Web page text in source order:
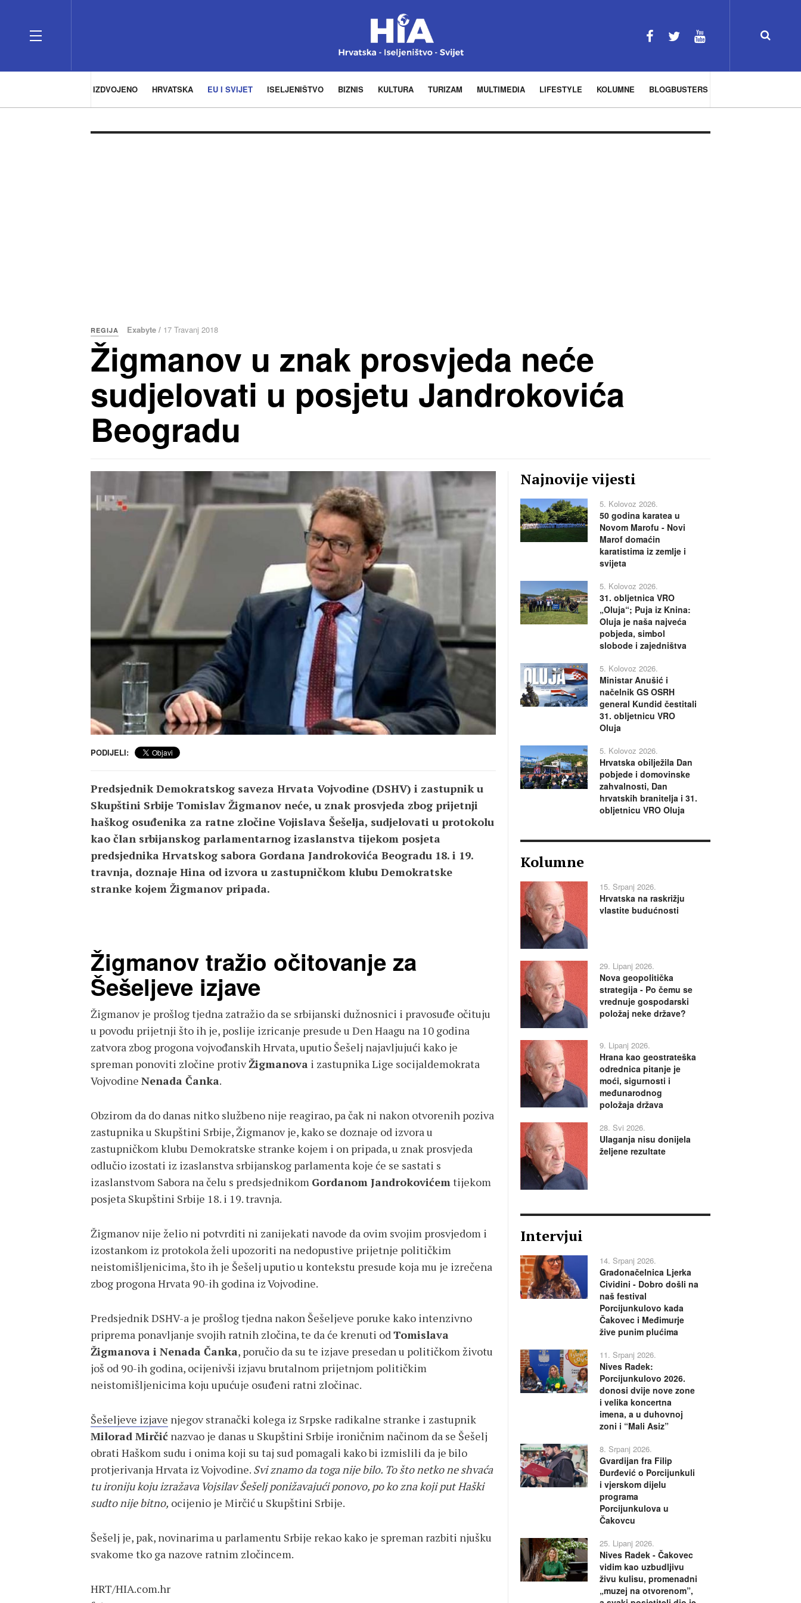
IZDVOJENO HRVATSKA EU I SVIJET ISELJENIŠTVO BIZNIS KULTURA TURIZAM MULTIMEDIA LIFESTYLE KOLUMNE BLOGBUSTERS
REGIJA Exabyte / 17 Travanj 2018
Žigmanov u znak prosvjeda neće
sudjelovati u posjetu Jandrokovića
Beogradu
PODIJELI:
Predsjednik Demokratskog saveza Hrvata Vojvodine (DSHV) i zastupnik u
Skupštini Srbije Tomislav Žigmanov neće, u znak prosvjeda zbog prijetnji
haškog osuđenika za ratne zločine Vojislava Šešelja, sudjelovati u protokolu
kao član srbijanskog parlamentarnog izaslanstva tijekom posjeta
predsjednika Hrvatskog sabora Gordana Jandrokovića Beogradu 18. i 19.
travnja, doznaje Hina od izvora u zastupničkom klubu Demokratske
stranke kojem Žigmanov pripada.
Žigmanov tražio očitovanje za
Šešeljeve izjave
Žigmanov je prošlog tjedna zatražio da se srbijanski dužnosnici i pravosuđe očituju
u povodu prijetnji što ih je, poslije izricanje presude u Den Haagu na 10 godina
zatvora zbog progona vojvođanskih Hrvata, uputio Šešelj najavljujući kako je
spreman ponoviti zločine protivŽigmanova i zastupnika Lige socijaldemokrata
Vojvodine Nenada Čanka.
Obzirom da do danas nitko službeno nije reagirao, pa čak ni nakon otvorenih poziva
zastupnika u Skupštini Srbije, Žigmanov je, kako se doznaje od izvora u
zastupničkom klubu Demokratske stranke kojem i on pripada, u znak prosvjeda
odlučio izostati iz izaslanstva srbijanskog parlamenta koje će se sastati s
izaslanstvom Sabora na čelu s predsjednikom Gordanom Jandrokovićemtijekom
posjeta Skupštini Srbije 18. i 19. travnja.
Žigmanov nije želio ni potvrditi ni zanijekati navode da ovim svojim prosvjedom i
izostankom iz protokola želi upozoriti na nedopustive prijetnje političkim
neistomišljenicima, što ih je Šešelj uputio u kontekstu presude koja mu je izrečena
zbog progona Hrvata 90-ih godina iz Vojvodine.
Predsjednik DSHV-a je prošlog tjedna nakon Šešeljeve poruke kako intenzivno
priprema ponavljanje svojih ratnih zločina, te da će krenuti odTomislava
Žigmanova i Nenada Čanka, poručio da su te izjave presedan u političkom životu
još od 90-ih godina, ocijenivši izjavu brutalnom prijetnjom političkim
neistomišljenicima koju upućuje osuđeni ratni zločinac.
Šešeljeve izjave njegov stranački kolega iz Srpske radikalne stranke i zastupnik
Milorad Mirčić nazvao je danas u Skupštini Srbije ironičnim načinom da se Šešelj
obrati Haškom sudu i onima koji su taj sud pomagali kako bi izmislili da je bilo
protjerivanja Hrvata iz Vojvodine. Svi znamo da toga nije bilo. To što netko ne shvaća
tu ironiju koju izražava Vojsilav Šešelj ponižavajući ponovo, po ko zna koji put Haški
sudto nije bitno, ocijenio je Mirčić u Skupštini Srbije.
Šešelj je, pak, novinarima u parlamentu Srbije rekao kako je spreman razbiti njušku
svakome tko ga nazove ratnim zločincem.
HRT/HIA.com.hr
Najnovije vijesti
5. Kolovoz 2026.
50 godina karatea u
Novom Marofu - Novi
Marof domaćin
karatistima iz zemlje i
svijeta
5. Kolovoz 2026.
31. obljetnica VRO
„Oluja“; Puja iz Knina:
Oluja je naša najveća
pobjeda, simbol
slobode i zajedništva
5. Kolovoz 2026.
Ministar Anušić i
načelnik GS OSRH
general Kundid čestitali
31. obljetnicu VRO
Oluja
5. Kolovoz 2026.
Hrvatska obilježila Dan
pobjede i domovinske
zahvalnosti, Dan
hrvatskih branitelja i 31.
obljetnicu VRO Oluja
Kolumne
15. Srpanj 2026.
Hrvatska na raskrižju
vlastite budućnosti
29. Lipanj 2026.
Nova geopolitička
strategija - Po čemu se
vrednuje gospodarski
položaj neke države?
9. Lipanj 2026.
Hrana kao geostrateška
odrednica pitanje je
moći, sigurnosti i
međunarodnog
položaja država
28. Svi 2026.
Ulaganja nisu donijela
željene rezultate
Intervjui
14. Srpanj 2026.
Gradonačelnica Ljerka
Cividini - Dobro došli na
naš festival
Porcijunkulovo kada
Čakovec i Međimurje
žive punim plućima
11. Srpanj 2026.
Nives Radek:
Porcijunkulovo 2026.
donosi dvije nove zone
i velika koncertna
imena, a u duhovnoj
zoni i “Mali Asiz”
8. Srpanj 2026.
Gvardijan fra Filip
Đurđević o Porcijunkuli
i vjerskom dijelu
programa
Porcijunkulova u
Čakovcu
25. Lipanj 2026.
Nives Radek - Čakovec
vidim kao uzbudljivu
živu kulisu, promenadni
„muzej na otvorenom”,